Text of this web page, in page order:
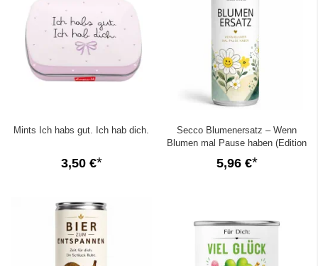
Mints Ich habs gut. Ich hab dich.
3,50 €
Secco Blumenersatz – Wenn
Blumen mal Pause haben (Edition
5,96 €